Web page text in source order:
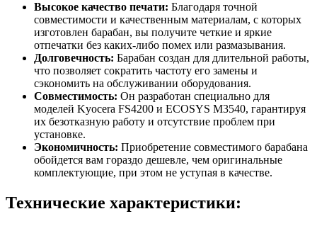
Высокое качество печати: Благодаря точной
совместимости и качественным материалам, с которых
изготовлен барабан, вы получите четкие и яркие
отпечатки без каких-либо помех или размазывания.
Долговечность: Барабан создан для длительной работы,
что позволяет сократить частоту его замены и
сэкономить на обслуживании оборудования.
Совместимость: Он разработан специально для
моделей Kyocera FS4200 и ECOSYS M3540, гарантируя
их безотказную работу и отсутствие проблем при
установке.
Экономичность: Приобретение совместимого барабана
обойдется вам гораздо дешевле, чем оригинальные
комплектующие, при этом не уступая в качестве.
Технические характеристики: